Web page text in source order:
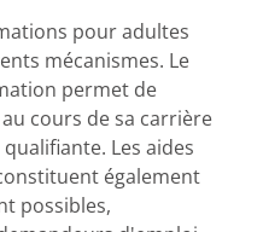
pour adultes
mécanismes. Le
permet de
cours de sa carrière
Les aides
également
possibles,